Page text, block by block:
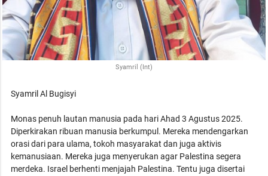
Syamril (Int)
Syamril Al Bugisyi
Monas penuh lautan manusia pada hari Ahad 3 Agustus 2025.
Diperkirakan ribuan manusia berkumpul. Mereka mendengarkan
orasi dari para ulama, tokoh masyarakat dan juga aktivis
kemanusiaan. Mereka juga menyerukan agar Palestina segera
merdeka. Israel berhenti menjajah Palestina. Tentu juga disertai